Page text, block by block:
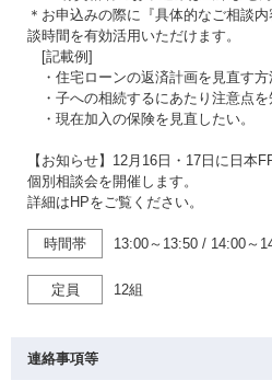
＊お申込みの際に『具体的なご相談
談時間を有効活用いただけます。
[記載例]
・住宅ローンの返済計画を見直す方
・子への相続するにあたり注意点を
・現在加入の保険を見直したい。
【お知らせ】12月16日・17日に日本
個別相談会を開催します。
詳細はHPをご覧ください。
時間帯 13:00～13:50 / 14:00～
定員 12組
連絡事項等